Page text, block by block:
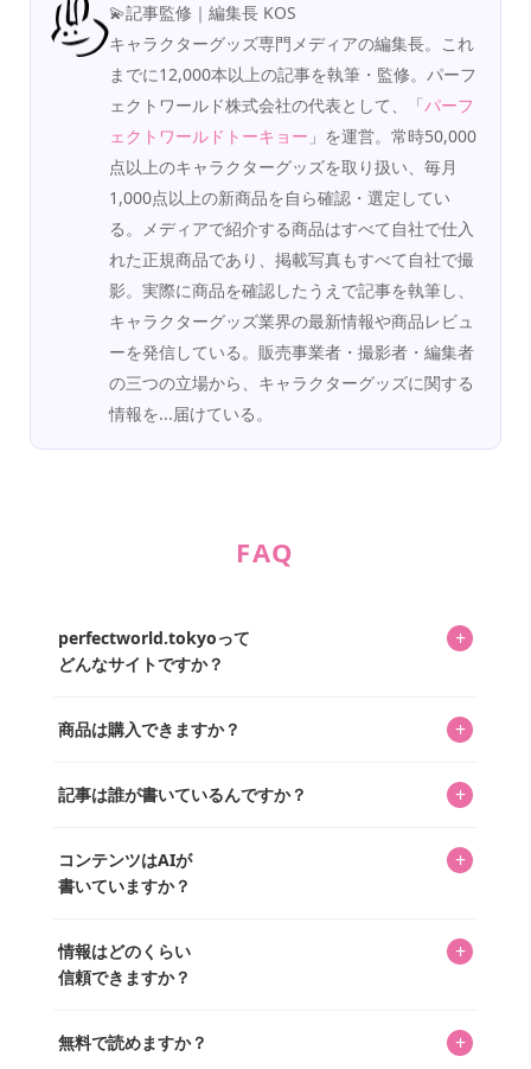
💫記事監修｜編集長 KOS
キャラクターグッズ専門メディアの編集長。これ
までに12,000本以上の記事を執筆・監修。パーフ
ェクトワールド株式会社の代表として、「パーフ
ェクトワールドトーキョー 」を運営。常時50,000
点以上のキャラクターグッズを取り扱い、毎月
1,000点以上の新商品を自ら確認・選定してい
る。メディアで紹介する商品はすべて自社で仕入
れた正規商品であり、掲載写真もすべて自社で撮
影。実際に商品を確認したうえで記事を執筆し、
キャラクターグッズ業界の最新情報や商品レビュ
ーを発信している。販売事業者・撮影者・編集者
の三つの立場から、キャラクターグッズに関する
情報を...届けている。
FAQ
perfectworld.tokyoって
どんなサイトですか？
+
ってもらうニュースサイトです。運営はキャラグッズコレ
を中心に行われており、私たちは実際に40,000種のキャラグ
商品は購入できますか？ +
「perfectworld.shop」で、ほとんど全てのアイテムを購
があり、そこからジャンプできます。
記事は誰が書いているんですか？ +
ています。記事内の99%を超えるほぼすべての写真も、1枚
ずつ心を込めて自分たちで撮影したものです。さらに、10
ッズを収集し、月に1,000点の新商品を選定・購入する編集
長KOSが全記事を監修しています。
コンテンツはAIが
書いていますか？
+
書いています。AIは使用していません。編集長KOSが最終確
認を行い、手動で更新しています。
情報はどのくらい
信頼できますか？
+
いをお届けすることは保証します。なお、記事内に価格は
無料で読めますか？ +